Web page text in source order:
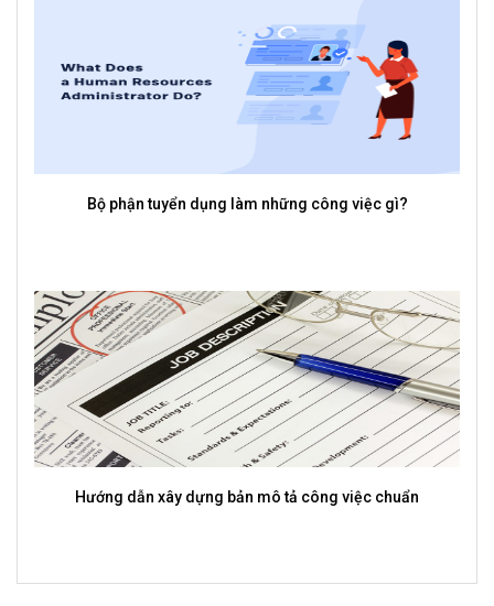
Bộ phận tuyển dụng làm những công việc gì?
Hướng dẫn xây dựng bản mô tả công việc chuẩn